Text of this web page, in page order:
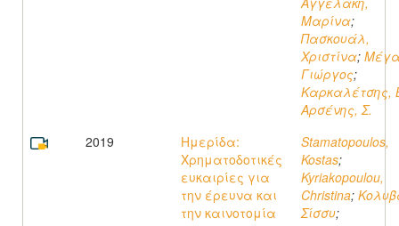
Μαρίνα;
Πασκουάλ,
Χριστίνα;
Γιώργος;
Καρκαλέτσης,
Αρσένης, Σ.
2019
Ημερίδα:
Χρηματοδοτικές
ευκαιρίες για
την έρευνα και
την καινοτομία
Stamatopoulos,
Kostas;
Kyriakopoulou,
Christina;
Σίσσυ;